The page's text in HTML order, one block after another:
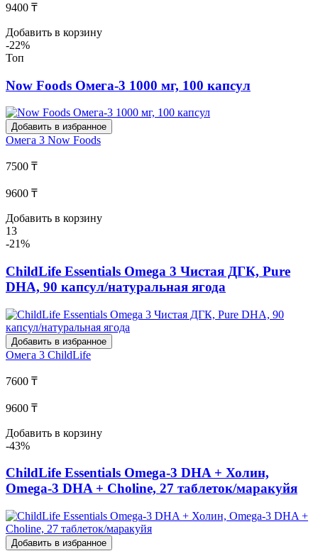
9400 ₸
Добавить в корзину
-22%
Топ
Now Foods Омега-3 1000 мг, 100 капсул
Добавить в избранное
Омега 3 Now Foods
7500 ₸
9600 ₸
Добавить в корзину
13
-21%
ChildLife Essentials Omega 3 Чистая ДГК, Pure
DHA, 90 капсул/натуральная ягода
Добавить в избранное
Омега 3 ChildLife
7600 ₸
9600 ₸
Добавить в корзину
-43%
ChildLife Essentials Omega-3 DHA + Холин,
Omega-3 DHA + Choline, 27 таблеток/маракуйя
Добавить в избранное